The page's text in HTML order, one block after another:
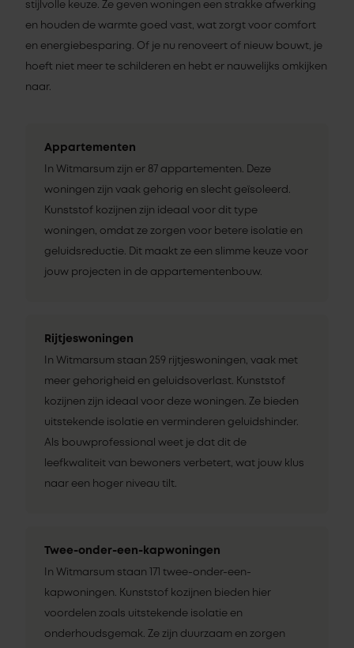
stijlvolle keuze. Ze geven woningen een strakke afwerking
en houden de warmte goed vast, wat zorgt voor comfort
en energiebesparing. Of je nu renoveert of nieuw bouwt, je
hoeft niet meer te schilderen en hebt er nauwelijks omkijken
naar.
Appartementen
In Witmarsum zijn er 87 appartementen. Deze
woningen zijn vaak gehorig en slecht geïsoleerd.
Kunststof kozijnen zijn ideaal voor dit type
woningen, omdat ze zorgen voor betere isolatie en
geluidsreductie. Dit maakt ze een slimme keuze voor
jouw projecten in de appartementenbouw.
Rijtjeswoningen
In Witmarsum staan 259 rijtjeswoningen, vaak met
meer gehorigheid en geluidsoverlast. Kunststof
kozijnen zijn ideaal voor deze woningen. Ze bieden
uitstekende isolatie en verminderen geluidshinder.
Als bouwprofessional weet je dat dit de
leefkwaliteit van bewoners verbetert, wat jouw klus
naar een hoger niveau tilt.
Twee-onder-een-kapwoningen
In Witmarsum staan 171 twee-onder-een-
kapwoningen. Kunststof kozijnen bieden hier
voordelen zoals uitstekende isolatie en
onderhoudsgemak. Ze zijn duurzaam en zorgen